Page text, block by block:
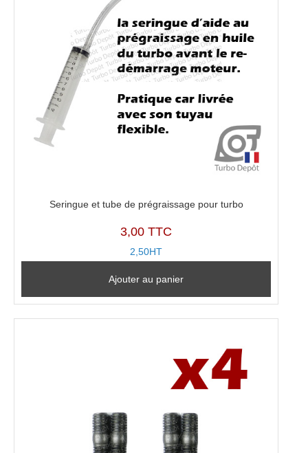
Seringue et tube de prégraissage pour turbo
3,00 TTC
2,50HT
Ajouter au panier